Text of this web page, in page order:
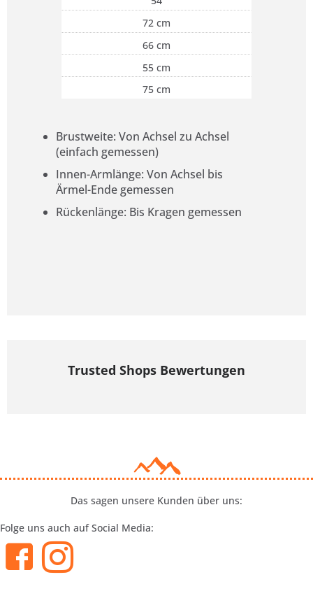
72 cm
66 cm
55 cm
75 cm
Brustweite: Von Achsel zu Achsel
(einfach gemessen)
Innen-Armlänge: Von Achsel bis
Ärmel-Ende gemessen
Rückenlänge: Bis Kragen gemessen
Trusted Shops Bewertungen
Das sagen unsere Kunden über uns:
Folge uns auch auf Social Media: